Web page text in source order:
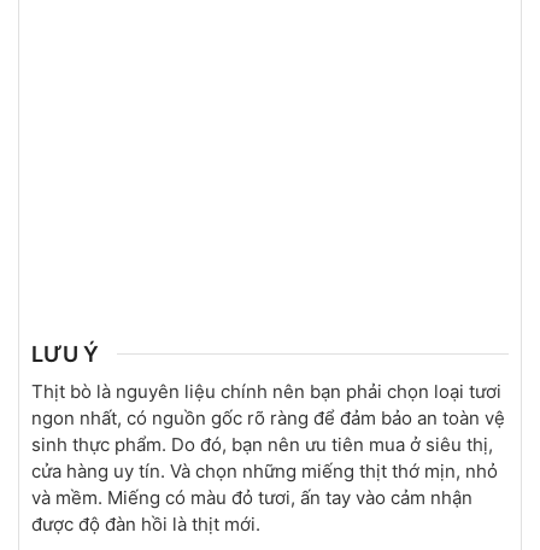
LƯU Ý
Thịt bò là nguyên liệu chính nên bạn phải chọn loại tươi
ngon nhất, có nguồn gốc rõ ràng để đảm bảo an toàn vệ
sinh thực phẩm. Do đó, bạn nên ưu tiên mua ở siêu thị,
cửa hàng uy tín. Và chọn những miếng thịt thớ mịn, nhỏ
và mềm. Miếng có màu đỏ tươi, ấn tay vào cảm nhận
được độ đàn hồi là thịt mới.